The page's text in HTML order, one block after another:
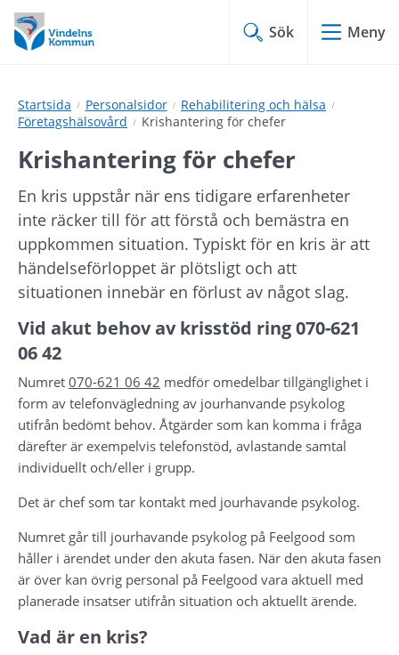
Hoppa
till
innehåll
Hoppa
till
undermeny
Sök Meny
Startsida Personalsidor
Rehabilitering och hälsa
Företagshälsovård
Krishantering för chefer
Krishantering för chefer
En kris uppstår när ens tidigare erfarenheter
inte räcker till för att förstå och bemästra en
uppkommen situation. Typiskt för en kris är att
händelseförloppet är plötsligt och att
situationen innebär en förlust av något slag.
Vid akut behov av krisstöd ring 070-621
06 42
Numret 070-621 06 42 medför omedelbar tillgänglighet i
form av telefonvägledning av jourhanvande psykolog
utifrån bedömt behov. Åtgärder som kan komma i fråga
därefter är exempelvis telefonstöd, avlastande samtal
individuellt och/eller i grupp.
Det är chef som tar kontakt med jourhavande psykolog.
Numret går till jourhavande psykolog på Feelgood som
håller i ärendet under den akuta fasen. När den akuta fasen
är över kan övrig personal på Feelgood vara aktuell med
planerade insatser utifrån situation och aktuellt ärende.
Vad är en kris?